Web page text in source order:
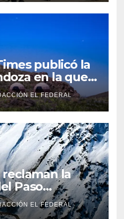
publicó la
en la que
de
un posible
y guerra
EL FEDERAL
reclaman la
Paso
Los
pérdidas
EL FEDERAL